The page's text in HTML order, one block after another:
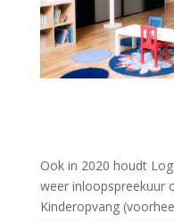
Ook in 2020 houdt
weer inloopspreekuur
Kinderopvang